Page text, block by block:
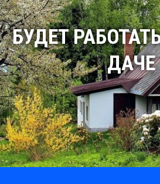
БУДЕТ
ДАЧЕ